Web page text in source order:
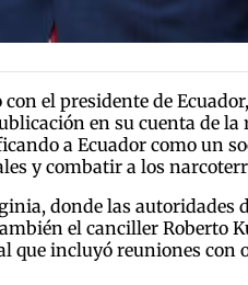
el presidente de
en su cuenta de la
a Ecuador como un
y combatir a los
donde las autoridades
el canciller Roberto
que incluyó reuniones con